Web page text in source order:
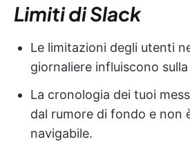
Limiti di Slack
Le limitazioni degli utenti
giornaliere influiscono
La cronologia dei tuoi
dal rumore di fondo e non
navigabile.